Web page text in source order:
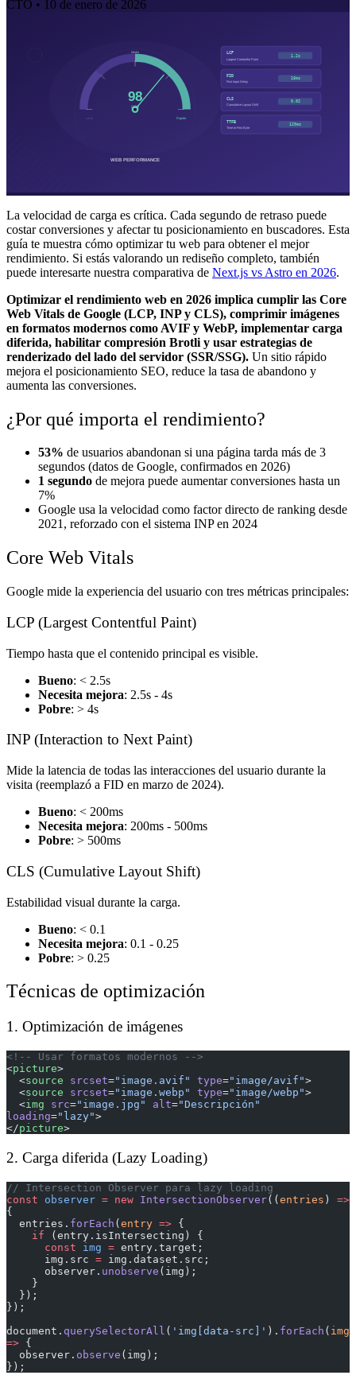
CTO • 10 de enero de 2026
La velocidad de carga es crítica. Cada segundo de retraso puede
costar conversiones y afectar tu posicionamiento en buscadores. Esta
guía te muestra cómo optimizar tu web para obtener el mejor
rendimiento. Si estás valorando un rediseño completo, también
puede interesarte nuestra comparativa de Next.js vs Astro en 2026.
Optimizar el rendimiento web en 2026 implica cumplir las Core
Web Vitals de Google (LCP, INP y CLS), comprimir imágenes
en formatos modernos como AVIF y WebP, implementar carga
diferida, habilitar compresión Brotli y usar estrategias de
renderizado del lado del servidor (SSR/SSG). Un sitio rápido
mejora el posicionamiento SEO, reduce la tasa de abandono y
aumenta las conversiones.
¿Por qué importa el rendimiento?
53% de usuarios abandonan si una página tarda más de 3
segundos (datos de Google, confirmados en 2026)
1 segundo de mejora puede aumentar conversiones hasta un
7%
Google usa la velocidad como factor directo de ranking desde
2021, reforzado con el sistema INP en 2024
Core Web Vitals
Google mide la experiencia del usuario con tres métricas principales:
LCP (Largest Contentful Paint)
Tiempo hasta que el contenido principal es visible.
Bueno: < 2.5s
Necesita mejora: 2.5s - 4s
Pobre: > 4s
INP (Interaction to Next Paint)
Mide la latencia de todas las interacciones del usuario durante la
visita (reemplazó a FID en marzo de 2024).
Bueno: < 200ms
Necesita mejora: 200ms - 500ms
Pobre: > 500ms
CLS (Cumulative Layout Shift)
Estabilidad visual durante la carga.
Bueno: < 0.1
Necesita mejora: 0.1 - 0.25
Pobre: > 0.25
Técnicas de optimización
1. Optimización de imágenes
<!-- Usar formatos modernos -->
<picture>
  <
source srcset="image.avif" type="image/avif">
  <
source srcset="image.webp" type="image/webp">
  <
img src="image.jpg" alt="Descripción"
loading="lazy">
</picture>
2. Carga diferida (Lazy Loading)
// Intersection Observer para lazy loading
const observer = new IntersectionObserver((entries ) =>
{
  entries.
forEach (entry => {
    if
(entry.isIntersecting) {
      const
img = entry.target;
      img.src
= img.dataset.src;
      observer.
unobserve (img);
    }
  });
});
document. querySelectorAll ( 'img[data-src]' ). forEach ( img
=> {
  observer.
observe (img);
});